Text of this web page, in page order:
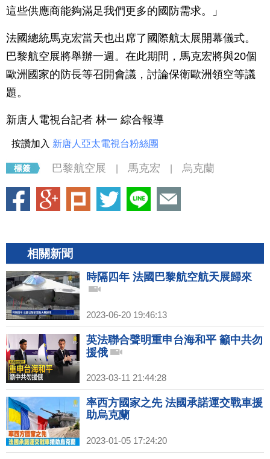
這些供應商能夠滿足我們更多的國防需求。」
法國總統馬克宏當天也出席了國際航太展開幕儀式。
巴黎航空展將舉辦一週。在此期間，馬克宏將與20個
歐洲國家的防長等召開會議，討論保衛歐洲領空等議
題。
新唐人電視台記者 林一 綜合報導
按讚加入 新唐人亞太電視台粉絲團
巴黎航空展 馬克宏 烏克蘭
相關新聞
時隔四年 法國巴黎航空航天展歸來
2023-06-20 19:46:13
英法聯合聲明重申台海和平 籲中共勿
援俄
2023-03-11 21:44:28
率西方國家之先 法國承諾運交戰車援
助烏克蘭
2023-01-05 17:24:20